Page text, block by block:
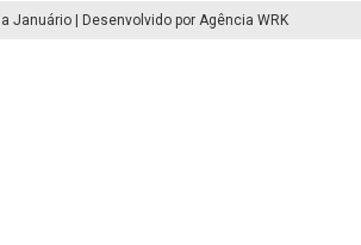
Januário | Desenvolvido por Agência WRK